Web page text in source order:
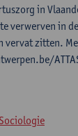
in
verwerven in
vervat zitten.